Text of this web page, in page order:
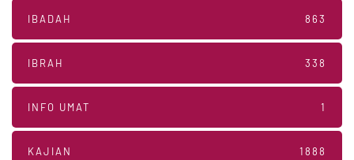
IBADAH 863
IBRAH 338
INFO UMAT 1
KAJIAN 1888